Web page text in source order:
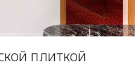
плиткой